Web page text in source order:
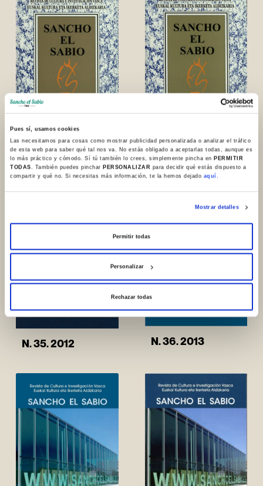
Pues sí, usamos cookies
Las necesitamos para cosas como mostrar publicidad personalizada o analizar el tráfico
de esta web para saber qué tal nos va. No estás obligado a aceptarlas todas, aunque es
lo más práctico y cómodo. Sí tú también lo crees, simplemente pincha enPERMITIR
TODAS . También puedes pincharPERSONALIZAR para decidir qué estás dispuesto a
compartir y qué no. Si necesitas más información, te la hemos dejado aquí.
Mostrar detalles
Permitir todas
Personalizar
Rechazar todas
N. 33. 2010 N. 34. 2011
N. 35. 2012 N. 36. 2013